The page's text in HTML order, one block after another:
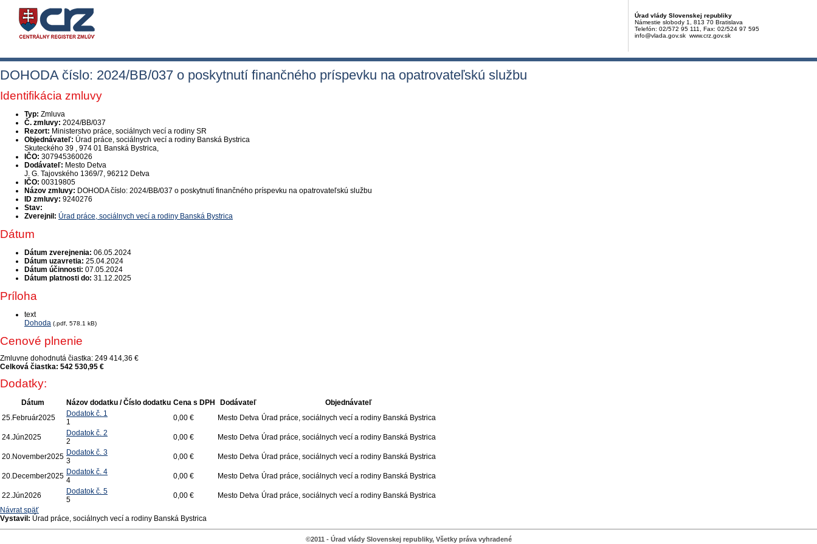
Úrad vlády Slovenskej republiky
Námestie slobody 1, 813 70 Bratislava
Telefón: 02/572 95 111, Fax: 02/524 97 595
info@vlada.gov.sk www.crz.gov.sk
DOHODA číslo: 2024/BB/037 o poskytnutí finančného príspevku na opatrovateľskú službu
Identifikácia zmluvy
Typ: Zmluva
Č. zmluvy: 2024/BB/037
Rezort: Ministerstvo práce, sociálnych vecí a rodiny SR
Objednávateľ: Úrad práce, sociálnych vecí a rodiny Banská Bystrica
Skuteckého 39 , 974 01 Banská Bystrica,
IČO: 307945360026
Dodávateľ: Mesto Detva
J. G. Tajovského 1369/7, 96212 Detva
IČO: 00319805
Názov zmluvy: DOHODA číslo: 2024/BB/037 o poskytnutí finančného príspevku na opatrovateľskú službu
ID zmluvy: 9240276
Stav:
Zverejnil: Úrad práce, sociálnych vecí a rodiny Banská Bystrica
Dátum
Dátum zverejnenia: 06.05.2024
Dátum uzavretia: 25.04.2024
Dátum účinnosti: 07.05.2024
Dátum platnosti do: 31.12.2025
Príloha
text
Dohoda (.pdf, 578.1 kB)
Cenové plnenie
Zmluvne dohodnutá čiastka: 249 414,36 €
Celková čiastka: 542 530,95 €
Dodatky:
Dátum Názov dodatku / Číslo dodatku Cena s DPH Dodávateľ
Objednávateľ
25.Február2025
Dodatok č. 1
1
0,00 € Mesto Detva Úrad práce, sociálnych vecí a rodiny Banská Bystrica
24.Jún2025
Dodatok č. 2
2
0,00 € Mesto Detva Úrad práce, sociálnych vecí a rodiny Banská Bystrica
20.November2025 Dodatok č. 3
3
0,00 € Mesto Detva Úrad práce, sociálnych vecí a rodiny Banská Bystrica
20.December2025 Dodatok č. 4
4
0,00 € Mesto Detva Úrad práce, sociálnych vecí a rodiny Banská Bystrica
22.Jún2026
Dodatok č. 5
5
0,00 € Mesto Detva Úrad práce, sociálnych vecí a rodiny Banská Bystrica
Návrat späť
Vystavil: Úrad práce, sociálnych vecí a rodiny Banská Bystrica
©2011 - Úrad vlády Slovenskej republiky, Všetky práva vyhradené